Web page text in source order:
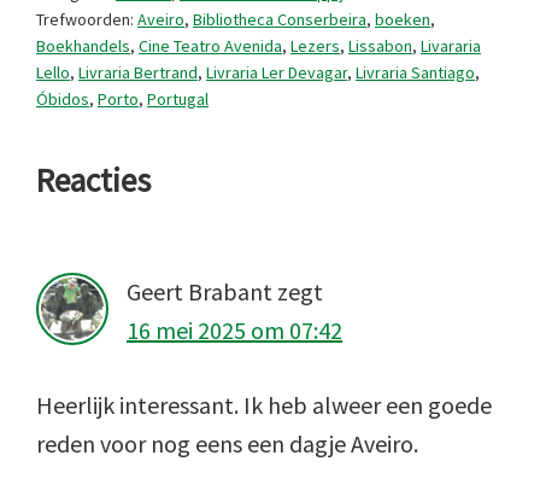
Trefwoorden: Aveiro, Bibliotheca Conserbeira, boeken,
Boekhandels, Cine Teatro Avenida, Lezers, Lissabon, Livararia
Lello, Livraria Bertrand, Livraria Ler Devagar, Livraria Santiago,
Óbidos, Porto, Portugal
Lees
Reacties
Geert Brabant zegt
16 mei 2025 om 07:42
Heerlijk interessant. Ik heb alweer een goede
reden voor nog eens een dagje Aveiro.